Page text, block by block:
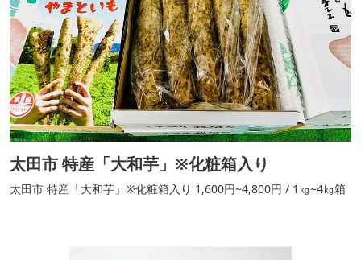
太田市 特産「大和芋」※化粧箱入り
太田市 特産「大和芋」※化粧箱入り 1,600円~4,800円 / 1㎏~4㎏箱